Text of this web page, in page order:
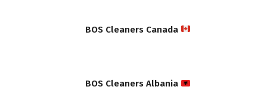
BOS Cleaners Canada
BOS Cleaners Albania